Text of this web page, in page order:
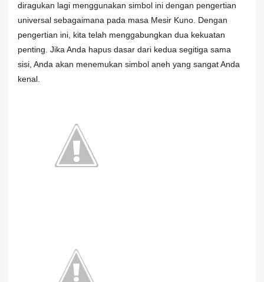
diragukan lagi menggunakan simbol ini dengan pengertian
universal sebagaimana pada masa Mesir Kuno. Dengan
pengertian ini, kita telah menggabungkan dua kekuatan
penting. Jika Anda hapus dasar dari kedua segitiga sama
sisi, Anda akan menemukan simbol aneh yang sangat Anda
kenal.